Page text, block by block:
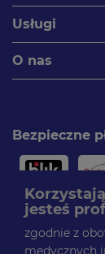
Usługi
O nas
Bezpieczne
Paczki
jesteś
zgodnie z
medycznych